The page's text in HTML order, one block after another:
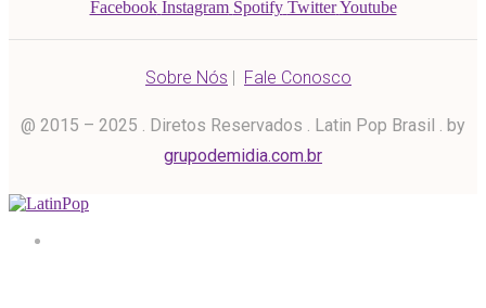
Facebook Instagram Spotify Twitter Youtube
Sobre Nós | Fale Conosco
@ 2015 – 2025 . Diretos Reservados . Latin Pop Brasil . by
grupodemidia.com.br